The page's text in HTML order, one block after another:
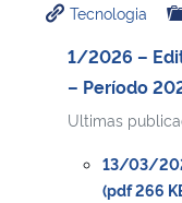
Gabinete de Segurança
Advocacia-Geral da União
Tecnologia
1/2026 –
– Período
Ultimas
13/03/
(pdf 266